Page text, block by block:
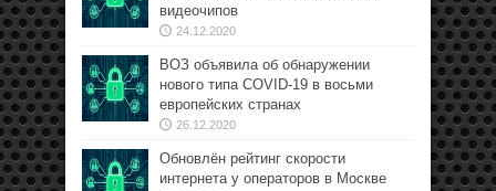
видеочипов
24.12.2020
ВОЗ объявила об обнаружении
нового типа COVID-19 в восьми
европейских странах
26.12.2020
Обновлён рейтинг скорости
интернета у операторов в Москве